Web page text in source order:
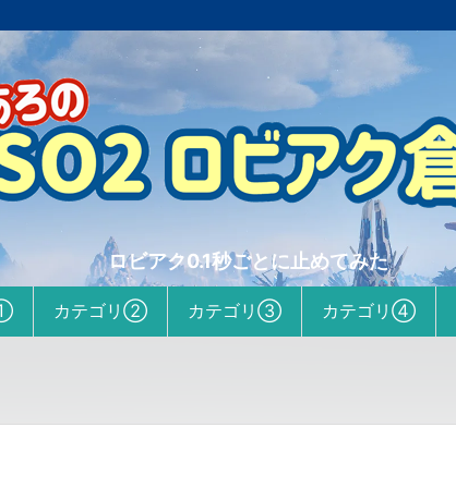
ロビアク0.1秒ごとに止めてみた
カテゴリ② カテゴリ③ カテゴリ④